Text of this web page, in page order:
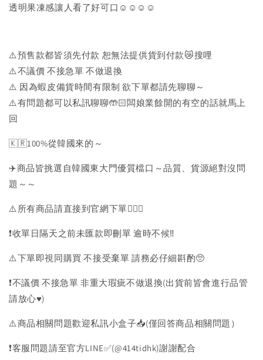
透明果凍感讓人看了好可口☺️☺️☺️☺️
⚠️預售款都皆須先付款 恕無法提供貨到付款😿搜哩
⚠️不議價 不接急單 不做退換
⚠️ 因為蝦皮備貨時間有限制 欲下單都請先聊聊～
⚠️有問題都可以私訊聊聊🤲🏻闆娘業餘開的有空的話就馬上
回
🇰🇷100%從韓國來的～
✈️商品皆挑選自韓國東大門優質檔口～品質、貨源絕對沒問
題～～
⚠️所有商品請直接到官網下單💁🏻‍♀️
❗️收單日隔天之前未匯款即刪單 逾時不候‼️
⚠️下單即視同購買 不接受棄單 請務必仔細斟酌🥺
❗️不議價 不接急單 非重大瑕疵不做退換(出貨前皆會進行品管
請放心♥️)
⚠️商品相關問題歡迎私訊小盒子📥(僅回答商品相關問題）
❗️客服問題請至官方LINE✅(@414tidhk)謝謝配合